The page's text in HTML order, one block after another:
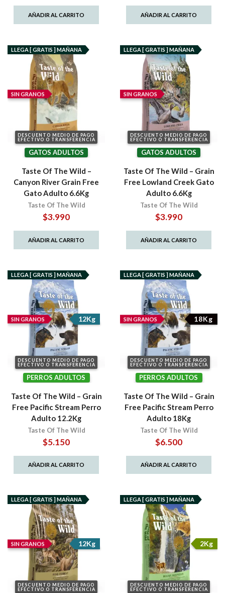
AÑADIR AL CARRITO AÑADIR AL CARRITO
DESCUENTO MEDIO DE PAGO
EFECTIVO O TRANSFERENCIA
SIN GRANOS
LLEGA [ GRATIS ] MAÑANA
GATOS ADULTOS
Taste Of The Wild –
Canyon River Grain Free
Gato Adulto 6.6Kg
Taste Of The Wild
$3.990
AÑADIR AL CARRITO
DESCUENTO MEDIO DE PAGO
EFECTIVO O TRANSFERENCIA
SIN GRANOS
LLEGA [ GRATIS ] MAÑANA
GATOS ADULTOS
Taste Of The Wild – Grain
Free Lowland Creek Gato
Adulto 6.6Kg
Taste Of The Wild
$3.990
AÑADIR AL CARRITO
DESCUENTO MEDIO DE PAGO
EFECTIVO O TRANSFERENCIA
SIN GRANOS 12Kg
LLEGA [ GRATIS ] MAÑANA
PERROS ADULTOS
Taste Of The Wild – Grain
Free Pacific Stream Perro
Adulto 12.2Kg
Taste Of The Wild
$5.150
AÑADIR AL CARRITO
DESCUENTO MEDIO DE PAGO
EFECTIVO O TRANSFERENCIA
SIN GRANOS 18Kg
LLEGA [ GRATIS ] MAÑANA
PERROS ADULTOS
Taste Of The Wild – Grain
Free Pacific Stream Perro
Adulto 18Kg
Taste Of The Wild
$6.500
AÑADIR AL CARRITO
DESCUENTO MEDIO DE PAGO
EFECTIVO O TRANSFERENCIA
SIN GRANOS 12Kg
LLEGA [ GRATIS ] MAÑANA
DESCUENTO MEDIO DE PAGO
EFECTIVO O TRANSFERENCIA
2Kg
LLEGA [ GRATIS ] MAÑANA